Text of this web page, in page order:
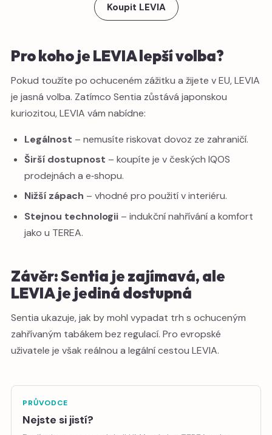
Koupit LEVIA
Pro koho je LEVIA lepší volba?
Pokud toužíte po ochuceném zážitku a žijete v EU, LEVIA
je jasná volba. Zatímco Sentia zůstává japonskou
kuriozitou, LEVIA vám nabídne:
Legálnost – nemusíte riskovat dovoz ze zahraničí.
Širší dostupnost – koupíte je v českých IQOS
prodejnách a e‑shopu.
Nižší zápach – vhodné pro použití v interiéru.
Stejnou technologii– indukční nahřívání a komfort
jako u TEREA.
Závěr: Sentia je zajímavá, ale
LEVIA je jediná dostupná
Sentia ukazuje, jak by mohl vypadat trh s ochuceným
zahřívaným tabákem bez regulací. Pro evropské
uživatele je však reálnou a legální cestou LEVIA.
PRŮVODCE
Nejste si jistí?